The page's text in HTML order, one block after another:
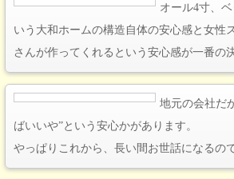
オール4寸、
いう大和ホームの構造自体の安心感と女性
さんが作ってくれるという安心感が一番の
地元の会社だ
ばいいや”という安心かがあります。
やっぱりこれから、長い間お世話になるの